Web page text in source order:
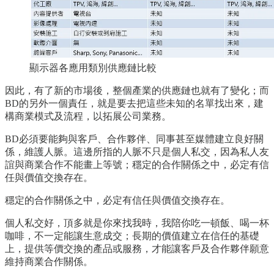
顯示器各應用類別供應鏈比較
因此，有了新的市場後，整個產業的供應鏈也就有了變化；而
BD的另外一個責任，就是要去把這些未知的名單找出來，建
構商業模式及流程，以拓展公司業務。
BD必須要能夠與客戶、合作夥伴、同事甚至媒體建立良好關
係，維護人脈。這邊所指的人脈不只是個人私交，因為私人友
誼與商業合作不能畫上等號；穩定的合作關係之中，必定有信
任與價值交換存在。
穩定的合作關係之中，必定有信任與價值交換存在。
個人私交好，頂多就是你來找我時，我陪你吃一頓飯、喝一杯
咖啡，不一定能讓生意成交；長期的價值建立在信任的基礎
上，提供等價交換的產品或服務，才能讓客戶及合作夥伴願意
維持商業合作關係。